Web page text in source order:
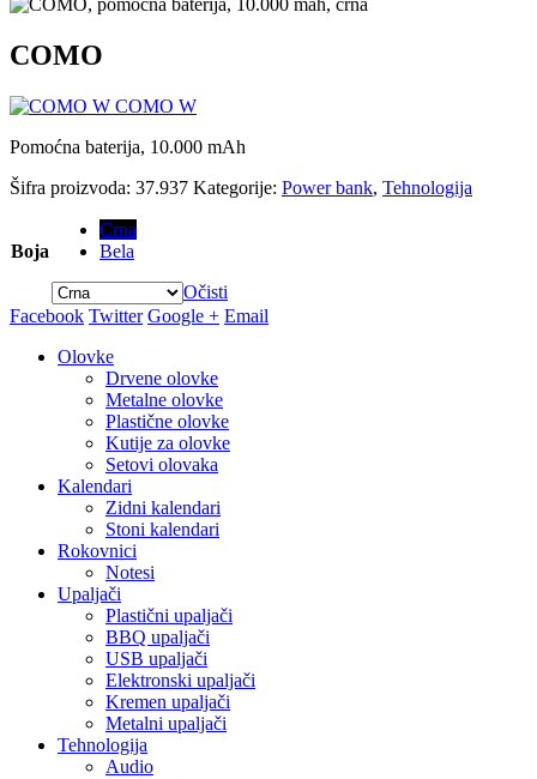
COMO
COMO W
Pomoćna baterija, 10.000 mAh
Šifra proizvoda: 37.937 Kategorije: Power bank, Tehnologija
Boja
Crna
Bela
Očisti
Facebook Twitter Google + Email
Olovke
Drvene olovke
Metalne olovke
Plastične olovke
Kutije za olovke
Setovi olovaka
Kalendari
Zidni kalendari
Stoni kalendari
Rokovnici
Notesi
Upaljači
Plastični upaljači
BBQ upaljači
USB upaljači
Elektronski upaljači
Kremen upaljači
Metalni upaljači
Tehnologija
Audio